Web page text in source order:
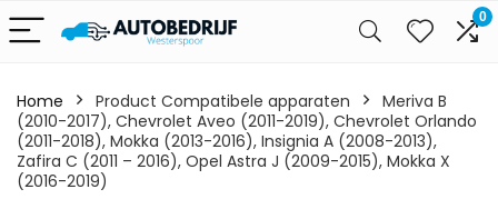
0
Home Product Compatibele apparaten
‎Meriva B
(2010-2017), Chevrolet Aveo (2011-2019), Chevrolet Orlando
(2011-2018), Mokka (2013-2016), Insignia A (2008-2013),
Zafira C (2011 – 2016), Opel Astra J (2009-2015), Mokka X
(2016-2019)